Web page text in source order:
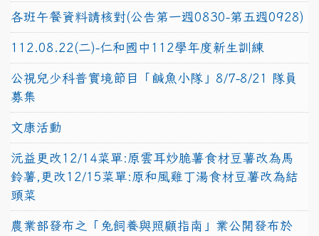
各班午餐資料請核對(公告第一週0830-第五週0928)
112.08.22(二)-仁和國中112學年度新生訓練
公視兒少科普實境節目「鹹魚小隊」8/7-8/21 隊員
募集
文康活動
沅益更改12/14菜單:原雲耳炒脆薯食材豆薯改為馬
鈴薯,更改12/15菜單:原和風雞丁湯食材豆薯改為結
頭菜
農業部發布之「兔飼養與照顧指南」業公開發布於